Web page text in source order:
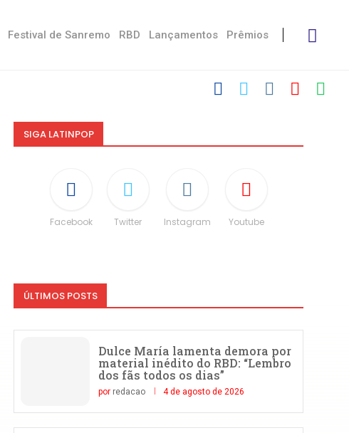
Festival de Sanremo RBD Lançamentos Prêmios
SIGA LATINPOP
Facebook Twitter Instagram Youtube
ÚLTIMOS POSTS
Dulce María lamenta demora por
material inédito do RBD: “Lembro
dos fãs todos os dias”
por redacao 4 de agosto de 2026